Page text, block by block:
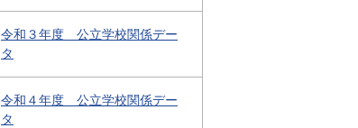
令和３年度 公立学校関係デー
タ
令和４年度 公立学校関係デー
タ